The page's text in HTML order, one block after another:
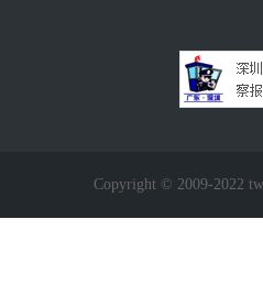
Copyright © 2009-2022